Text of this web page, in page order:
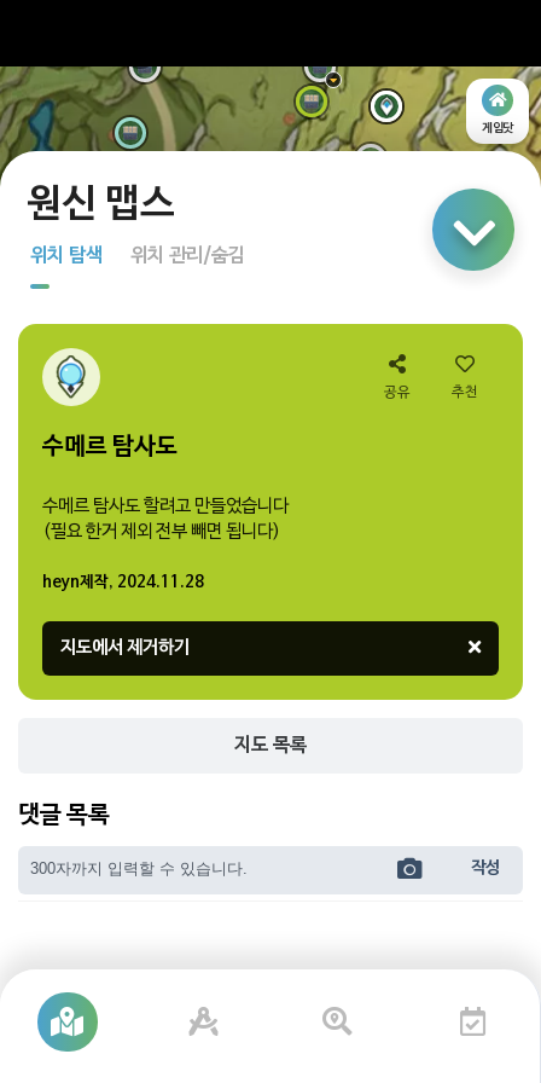
게임닷
링크 공유
위치 탐색 위치 관리/숨김
공유 추천
수메르 탐사도
수메르 탐사도 할려고 만들었습니다
(필요 한거 제외 전부 빼면 됩니다)
heyn제작, 2024.11.28
지도 목록
댓글 목록
작성